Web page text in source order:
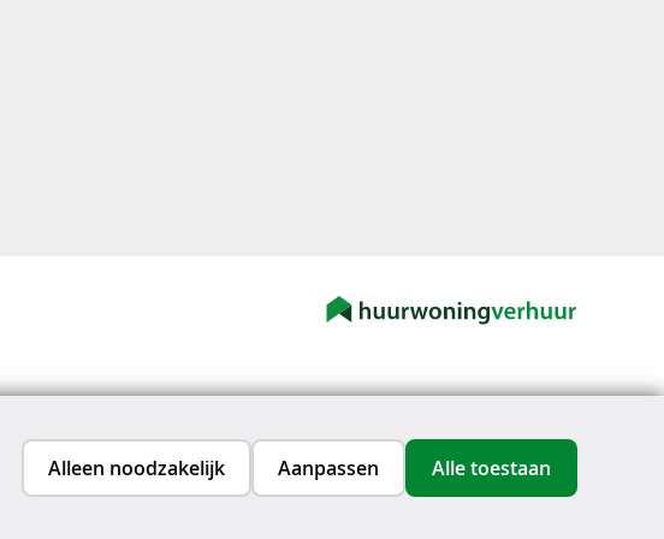
Alleen noodzakelijk Aanpassen Alle toestaan